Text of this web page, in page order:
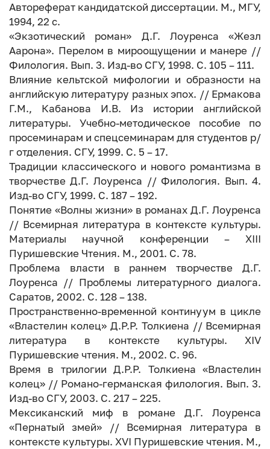
Автореферат кандидатской диссертации. М., МГУ,
1994, 22 с.
«Экзотический роман» Д.Г. Лоуренса «Жезл
Аарона». Перелом в мироощущении и манере //
Филология. Вып. 3. Изд-во СГУ, 1998. С. 105 – 111.
Влияние кельтской мифологии и образности на
английскую литературу разных эпох. // Ермакова
Г.М., Кабанова И.В. Из истории английской
литературы. Учебно-методическое пособие по
просеминарам и спецсеминарам для студентов р/
г отделения. СГУ, 1999. С. 5 – 17.
Традиции классического и нового романтизма в
творчестве Д.Г. Лоуренса // Филология. Вып. 4.
Изд-во СГУ, 1999. С. 187 – 192.
Понятие «Волны жизни» в романах Д.Г. Лоуренса
// Всемирная литература в контексте культуры.
Материалы научной конференции – XIII
Пуришевские Чтения. М., 2001. С. 78.
Проблема власти в раннем творчестве Д.Г.
Лоуренса // Проблемы литературного диалога.
Саратов, 2002. С. 128 – 138.
Пространственно-временной континуум в цикле
«Властелин колец» Д.Р.Р. Толкиена // Всемирная
литература в контексте культуры. XIV
Пуришевские чтения. М., 2002. С. 96.
Время в трилогии Д.Р.Р. Толкиена «Властелин
колец» // Романо-германская филология. Вып. 3.
Изд-во СГУ, 2003. С. 217 – 225.
Мексиканский миф в романе Д.Г. Лоуренса
«Пернатый змей» // Всемирная литература в
контексте культуры. XVI Пуришевские чтения. М.,